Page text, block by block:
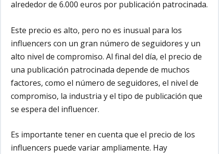
alrededor de 6.000 euros por publicación patrocinada.
Este precio es alto, pero no es inusual para los
influencers con un gran número de seguidores y un
alto nivel de compromiso. Al final del día, el precio de
una publicación patrocinada depende de muchos
factores, como el número de seguidores, el nivel de
compromiso, la industria y el tipo de publicación que
se espera del influencer.
Es importante tener en cuenta que el precio de los
influencers puede variar ampliamente. Hay